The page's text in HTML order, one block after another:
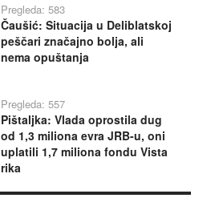
Pregleda: 583
Čaušić: Situacija u Deliblatskoj
peščari značajno bolja, ali
nema opuštanja
Pregleda: 557
Pištaljka: Vlada oprostila dug
od 1,3 miliona evra JRB-u, oni
uplatili 1,7 miliona fondu Vista
rika